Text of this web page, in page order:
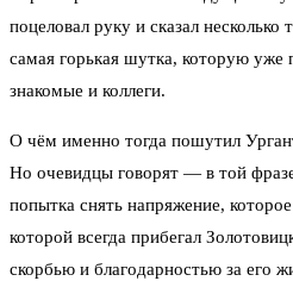
поцеловал руку и сказал
самая горькая шутка, которую уже
знакомые и коллеги.
О чём именно тогда пошутил
Но очевидцы говорят — в той
попытка снять напряжение,
которой всегда прибегал
скорбью и благодарностью за его